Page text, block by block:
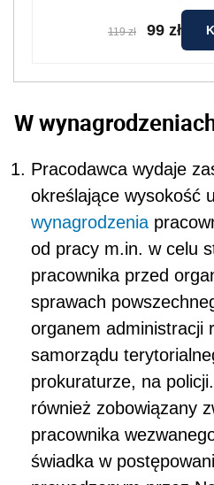
119 zł 99 zł
W
Pracodawca wydaje
określają­ce wysokość
wynagrodzenia
od pracy m.in. w celu
pracownika przed
sprawach
organem administracji
samorządu
prokura­turze, na
również zobo­wiązany
pracownika
świadka w